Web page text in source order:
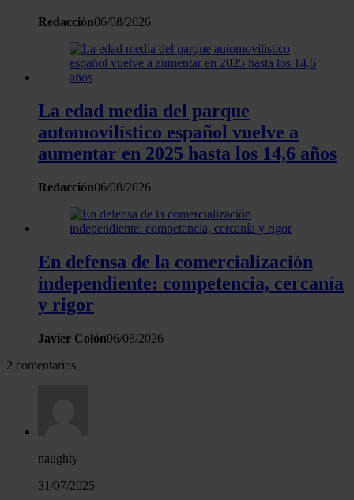
Redacción06/08/2026
La edad media del parque
automovilístico español vuelve a
aumentar en 2025 hasta los 14,6 años
Redacción06/08/2026
En defensa de la comercialización
independiente: competencia, cercanía
y rigor
Javier Colón06/08/2026
2 comentarios
naughty
31/07/2025